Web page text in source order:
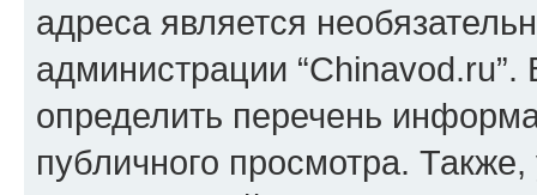
адреса является
администрации
определить перечень
публичного просмотра.